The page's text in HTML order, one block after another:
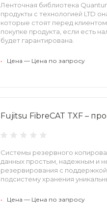
Ленточная библиотека
продукты с технологией LTD
которые стоят перед
покупке продукта, если есть
будет гарантирована.
• Цена — Цена по запросу
Fujitsu FibreCAT TXF –
Системы резервного
данных простым, надежным и
резервирования с
подсистему хранения
• Цена — Цена по запросу